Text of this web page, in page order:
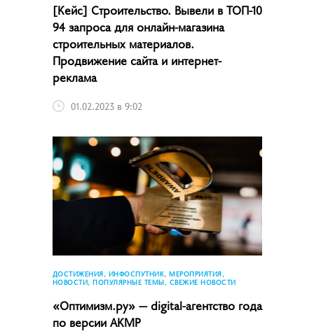
[Кейс] Строительство. Вывели в ТОП-10
94 запроса для онлайн-магазина
строительных материалов.
Продвижение сайта и интернет-
реклама
01.02.2023 в 9:02
ДОСТИЖЕНИЯ, ИНФОСПУТНИК, МЕРОПРИЯТИЯ,
НОВОСТИ, ПОПУЛЯРНЫЕ ТЕМЫ, СВЕЖИЕ НОВОСТИ
«Оптимизм.ру» — digital-агентство года
по версии АКМР